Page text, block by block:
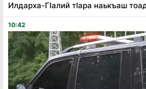
Илдарха-Гӏалий тӏара наькъаш
10:42